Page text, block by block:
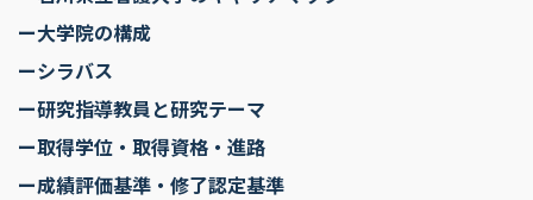
ー大学院の構成
ーシラバス
ー研究指導教員と研究テーマ
ー取得学位・取得資格・進路
ー成績評価基準・修了認定基準